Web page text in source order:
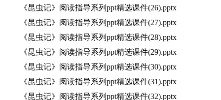
《昆虫记》阅读指导系列ppt精选课件(26).pptx
《昆虫记》阅读指导系列ppt精选课件(27).pptx
《昆虫记》阅读指导系列ppt精选课件(28).pptx
《昆虫记》阅读指导系列ppt精选课件(29).pptx
《昆虫记》阅读指导系列ppt精选课件(30).pptx
《昆虫记》阅读指导系列ppt精选课件(31).pptx
《昆虫记》阅读指导系列ppt精选课件(32).pptx